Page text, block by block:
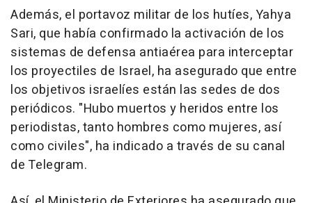
Además, el portavoz militar de los hutíes, Yahya
Sari, que había confirmado la activación de los
sistemas de defensa antiaérea para interceptar
los proyectiles de Israel, ha asegurado que entre
los objetivos israelíes están las sedes de dos
periódicos. "Hubo muertos y heridos entre los
periodistas, tanto hombres como mujeres, así
como civiles", ha indicado a través de su canal
de Telegram.